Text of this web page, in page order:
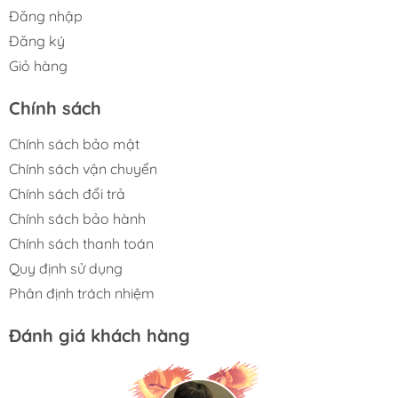
mảnh vụn lớn hiệu quả.
Tự nhận diện thảm thông minh, nâng giẻ lau 9mm
Công nghệ lau xoay OZMO™ Turbo 2.0 đánh bay
vết bẩn cứng đầu.
Trạm OMNI đa năng tự giặt, sấy giẻ lau và thu
gom bụi hoàn toàn tự động.
45°C, diệt khuẩn triệt để.
Tự động pha dung dịch lau sàn 200:1, kháng khuẩn
Thiết kế tối giản, tinh tế, dễ tháo lắp bình nước và
Đăng nhập
Đăng ký
Giỏ hàng
Chính sách
Chính sách bảo mật
Chính sách vận chuyển
Chính sách đổi trả
Chính sách bảo hành
Chính sách thanh toán
Quy định sử dụng
Phân định trách nhiệm
Đánh giá khách hàng